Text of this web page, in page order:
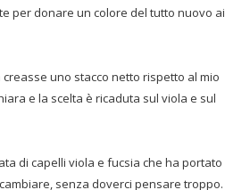
per donare un colore del tutto nuovo ai
uno stacco netto rispetto al mio
e la scelta è ricaduta sul viola e sul
di capelli viola e fucsia che ha portato
senza doverci pensare troppo.